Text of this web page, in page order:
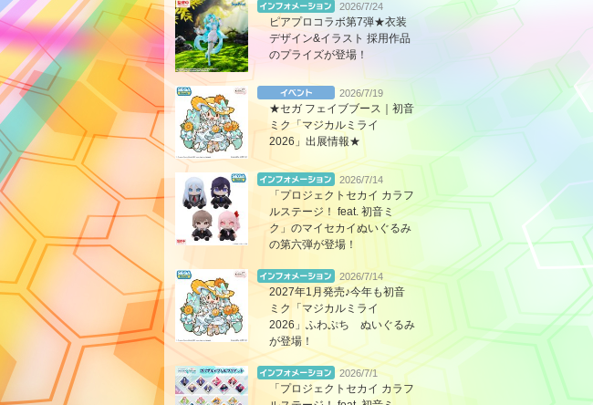
2026/7/24
ピアプロコラボ第7弾★衣装
デザイン&イラスト 採用作品
のプライズが登場！
2026/7/19
★セガ フェイブブース｜初音
ミク「マジカルミライ
2026」出展情報★
2026/7/14
「プロジェクトセカイ カラフ
ルステージ！ feat. 初音ミ
ク」のマイセカイぬいぐるみ
の第六弾が登場！
2026/7/14
2027年1月発売♪今年も初音
ミク「マジカルミライ
2026」ふわぷち ぬいぐるみ
が登場！
2026/7/1
「プロジェクトセカイ カラフ